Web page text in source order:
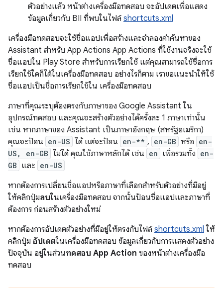
ตัวอย่างแล้ว หน้าต่างเครื่องมือทดสอบ จะอัปเดตเพื่อแสดง
ข้อมูลเกี่ยวกับ BII ที่พบในไฟล์shortcuts.xml
เครื่องมือทดสอบจะใช้ชื่อแอปเพื่อสร้างและจำลองคำค้นหาของ
Assistant สำหรับ App Actions App Actions ที่ใช้งานจริงจะใช้
ชื่อแอปใน Play Store สำหรับการเรียกใช้ แต่คุณสามารถใช้ชื่อการ
เรียกใช้ใดก็ได้ในเครื่องมือทดสอบ อย่างไรก็ตาม เราขอแนะนำให้ใช้
ชื่อแอปเป็นชื่อการเรียกใช้ใน เครื่องมือทดสอบ
ภาษาที่คุณระบุต้องตรงกับภาษาของ Google Assistant ใน
อุปกรณ์ทดสอบ และคุณจะสร้างตัวอย่างได้ครั้งละ 1 ภาษาเท่านั้น
เช่น หากภาษาของ Assistant เป็นภาษาอังกฤษ (สหรัฐอเมริกา)
คุณจะป้อน en-US ได้ แต่จะป้อน en-** , en-GB หรือ en-
US, en-GB ไม่ได้ คุณใช้ภาษาหลักได้ เช่น en เพื่อรวมทั้ง en-
GB และ en-US
หากต้องการเปลี่ยนชื่อแอปหรือภาษาที่เลือกสำหรับตัวอย่างที่มีอยู่
ให้คลิกปุ่มลบในเครื่องมือทดสอบ จากนั้นป้อนชื่อแอปและภาษาที่
ต้องการ ก่อนสร้างตัวอย่างใหม่
หากต้องการอัปเดตตัวอย่างที่มีอยู่ให้ตรงกับไฟล์shortcuts.xml ให้
คลิกปุ่ม อัปเดตในเครื่องมือทดสอบ ข้อมูลเกี่ยวกับการแสดงตัวอย่าง
ปัจจุบัน อยู่ในส่วนทดสอบ App Action ของหน้าต่างเครื่องมือ
ทดสอบ